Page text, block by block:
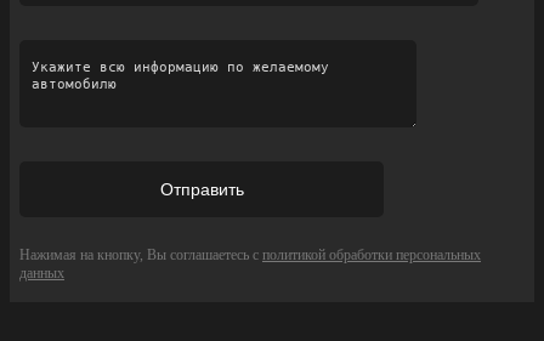
Нажимая на кнопку, Вы соглашаетесь с политикой обработки персональных
данных